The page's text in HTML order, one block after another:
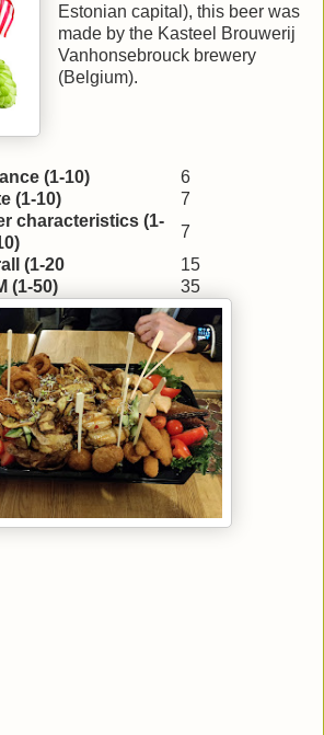
Estonian capital), this beer was
made by the Kasteel Brouwerij
Vanhonsebrouck brewery
(Belgium).
(1-10)
6
(1-10)
7
characteristics (1-
7
(1-20
15
(1-50)
35